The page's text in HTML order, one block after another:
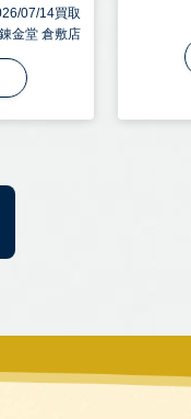
07/14買取
錬金堂 倉敷店